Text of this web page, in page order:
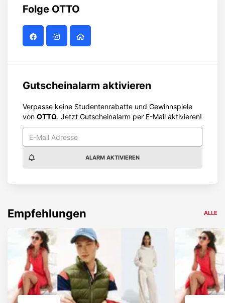
Folge OTTO
Gutscheinalarm aktivieren
Verpasse keine Studentenrabatte und Gewinnspiele
von OTTO. Jetzt Gutscheinalarm per E-Mail aktivieren!
ALARM AKTIVIEREN
Empfehlungen ALLE